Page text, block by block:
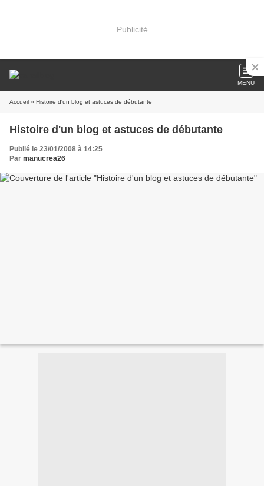
Publicité
MENU
Accueil » Histoire d'un blog et astuces de débutante
Histoire d'un blog et astuces de débutante
Publié le 23/01/2008 à 14:25
Par manucrea26